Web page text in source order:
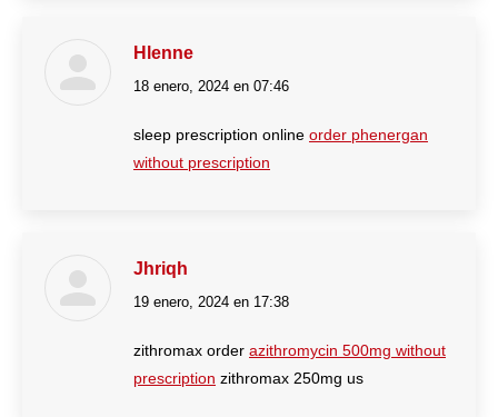
Hlenne
dice:
18 enero, 2024 en 07:46
sleep prescription online order phenergan
without prescription
Jhriqh
dice:
19 enero, 2024 en 17:38
zithromax order azithromycin 500mg without
prescription zithromax 250mg us